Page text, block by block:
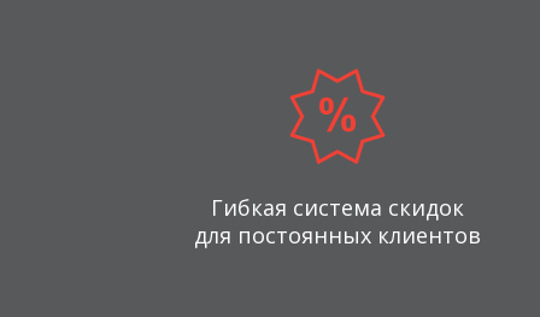
Гибкая система скидок
для постоянных клиентов